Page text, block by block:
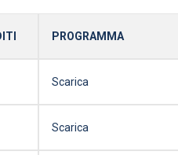
PROGRAMMA
Scarica
Scarica